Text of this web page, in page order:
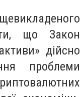
що Закон
дійсно
проблеми